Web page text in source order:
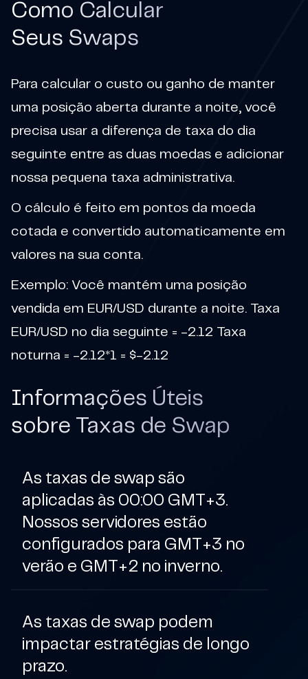
Como Calcular
Seus Swaps
Para calcular o custo ou ganho de manter
uma posição aberta durante a noite, você
precisa usar a diferença de taxa do dia
seguinte entre as duas moedas e adicionar
nossa pequena taxa administrativa.
O cálculo é feito em pontos da moeda
cotada e convertido automaticamente em
valores na sua conta.
Exemplo: Você mantém uma posição
vendida em EUR/USD durante a noite. Taxa
EUR/USD no dia seguinte = -2.12 Taxa
noturna = -2.12*1 = $-2.12
Informações Úteis
sobre Taxas de Swap
As taxas de swap são
aplicadas às 00:00 GMT+3.
Nossos servidores estão
configurados para GMT+3 no
verão e GMT+2 no inverno.
As taxas de swap podem
impactar estratégias de longo
prazo.